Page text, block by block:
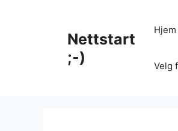
Nettstart
;-)
Hjem
Velg